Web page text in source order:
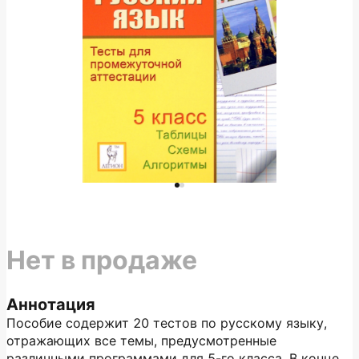
Аннотация
Пособие содержит 20 тестов по русскому языку,
отражающих все темы, предусмотренные
Нет в продаже